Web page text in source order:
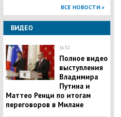
ВСЕ НОВОСТИ »
ВИДЕО
16:52
Полное видео
выступления
Владимира
Путина и
Маттео Ренци по итогам
переговоров в Милане